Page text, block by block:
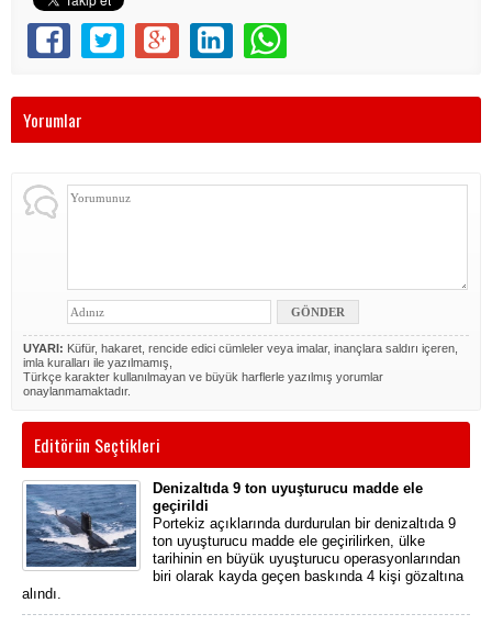
Yorumlar
UYARI: Küfür, hakaret, rencide edici cümleler veya imalar, inançlara saldırı içeren,
imla kuralları ile yazılmamış,
Türkçe karakter kullanılmayan ve büyük harflerle yazılmış yorumlar
onaylanmamaktadır.
Editörün Seçtikleri
Denizaltıda 9 ton uyuşturucu madde ele
geçirildi
Portekiz açıklarında durdurulan bir denizaltıda 9
ton uyuşturucu madde ele geçirilirken, ülke
tarihinin en büyük uyuşturucu operasyonlarından
biri olarak kayda geçen baskında 4 kişi gözaltına
alındı.